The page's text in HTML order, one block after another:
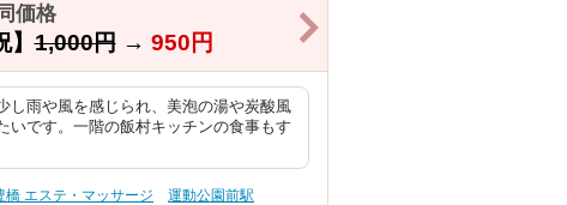
価格
】1,000円→ 950円
し雨や風を感じられ、美泡の湯や炭酸風
いです。一階の飯村キッチンの食事もす
橋 エステ・マッサージ
運動公園前駅